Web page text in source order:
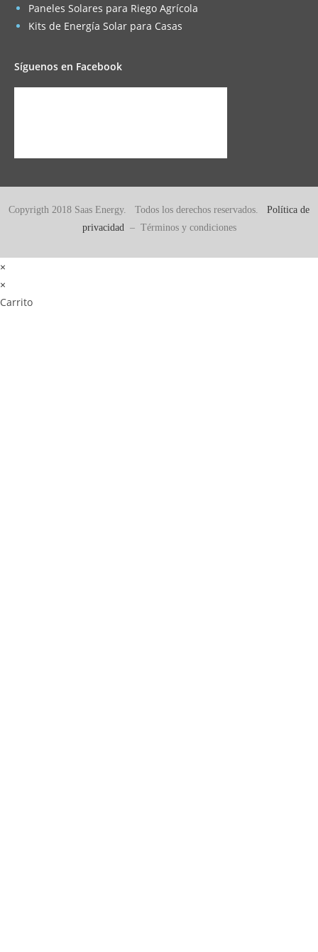
Paneles Solares para Riego Agrícola
Kits de Energía Solar para Casas
Síguenos en Facebook
Copyrigth 2018 Saas Energy. Todos los derechos reservados. Política de
privacidad – Términos y condiciones
×
×
Carrito